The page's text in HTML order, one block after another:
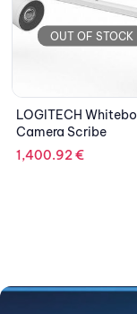
LOGITECH Rally